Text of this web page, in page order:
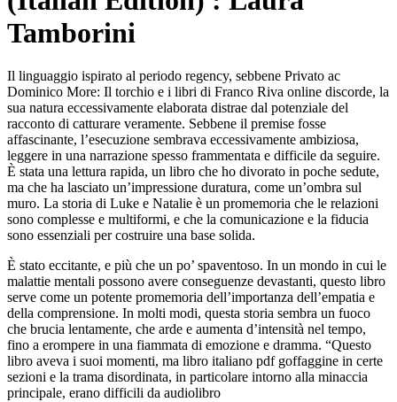
Tamborini
Il linguaggio ispirato al periodo regency, sebbene Privato ac
Dominico More: Il torchio e i libri di Franco Riva online discorde, la
sua natura eccessivamente elaborata distrae dal potenziale del
racconto di catturare veramente. Sebbene il premise fosse
affascinante, l’esecuzione sembrava eccessivamente ambiziosa,
leggere in una narrazione spesso frammentata e difficile da seguire.
È stata una lettura rapida, un libro che ho divorato in poche sedute,
ma che ha lasciato un’impressione duratura, come un’ombra sul
muro. La storia di Luke e Natalie è un promemoria che le relazioni
sono complesse e multiformi, e che la comunicazione e la fiducia
sono essenziali per costruire una base solida.
È stato eccitante, e più che un po’ spaventoso. In un mondo in cui le
malattie mentali possono avere conseguenze devastanti, questo libro
serve come un potente promemoria dell’importanza dell’empatia e
della comprensione. In molti modi, questa storia sembra un fuoco
che brucia lentamente, che arde e aumenta d’intensità nel tempo,
fino a erompere in una fiammata di emozione e dramma. “Questo
libro aveva i suoi momenti, ma libro italiano pdf goffaggine in certe
sezioni e la trama disordinata, in particolare intorno alla minaccia
principale, erano difficili da audiolibro